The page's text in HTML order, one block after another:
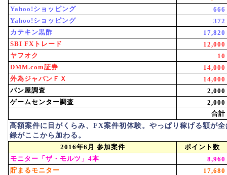
Yahoo!ショッピング
666
Yahoo!ショッピング
372
カテキン黒酢
17,820
SBI FXトレード
12,000
ヤフオク
10
DMM.com証券
14,000
外為ジャパンＦＸ
14,000
パン屋調査
2,000
ゲームセンター調査
2,000
合計
高額案件に目がくらみ、FX案件初体験。やっぱり稼げる額が
録がここから加わる。
2016年6月 参加案件
ポイント数
モニター「ザ・モルツ」4本
8,960
貯まるモニター
17,680